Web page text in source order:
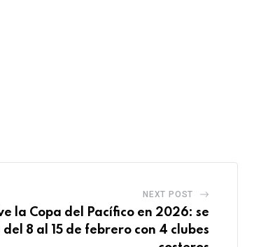
NEXT POST
la Copa del Pacífico en 2026: se
8 al 15 de febrero con 4 clubes